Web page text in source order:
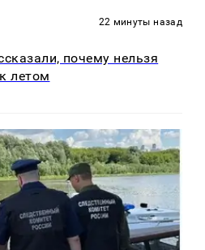
22 минуты назад
почему нельзя
летом